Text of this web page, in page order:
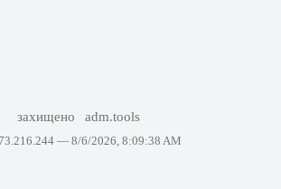
захищено adm.tools
— 8/6/2026, 8:09:38 AM